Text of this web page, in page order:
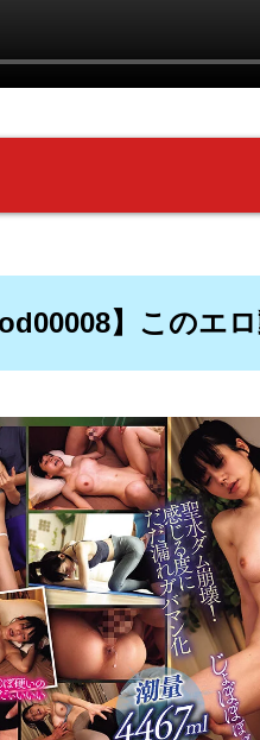
】このエ